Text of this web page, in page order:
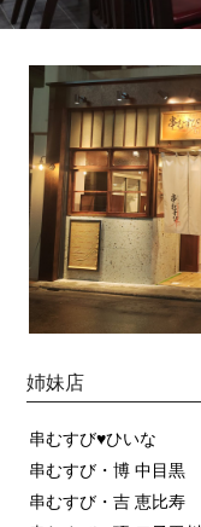
姉妹店
串むすび♥ひいな
串むすび・博 中目黒
串むすび・吉 恵比寿